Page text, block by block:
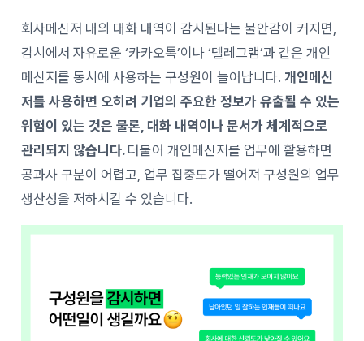
회사메신저 내의 대화 내역이 감시된다는 불안감이 커지면,
감시에서 자유로운 ‘카카오톡’이나 ‘텔레그램’과 같은 개인
메신저를 동시에 사용하는 구성원이 늘어납니다.개인메신
저를 사용하면 오히려 기업의 주요한 정보가 유출될 수 있는
위험이 있는 것은 물론, 대화 내역이나 문서가 체계적으로
관리되지 않습니다. 더불어 개인메신저를 업무에 활용하면
공과사 구분이 어렵고, 업무 집중도가 떨어져 구성원의 업무
생산성을 저하시킬 수 있습니다.